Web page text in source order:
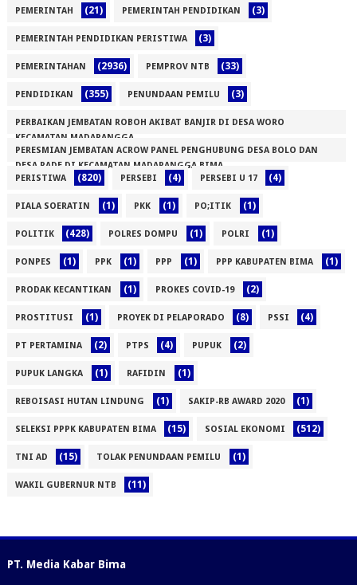
PEMERINTAH (21) PEMERINTAH PENDIDIKAN (3)
PEMERINTAH PENDIDIKAN PERISTIWA (3)
PEMERINTAHAN (2936) PEMPROV NTB (33)
PENDIDIKAN (355) PENUNDAAN PEMILU (3)
PERBAIKAN JEMBATAN ROBOH AKIBAT BANJIR DI DESA WORO
KECAMATAN MADAPANGGA
(1)PERESMIAN JEMBATAN ACROW PANEL PENGHUBUNG DESA BOLO DAN
DESA RADE DI KECAMATAN MADAPANGGA BIMA
(1)PERISTIWA (820) PERSEBI (4) PERSEBI U 17 (4)
PIALA SOERATIN (1) PKK (1) PO;ITIK (1)
POLITIK (428) POLRES DOMPU (1) POLRI (1)
PONPES (1) PPK (1) PPP (1) PPP KABUPATEN BIMA (1)
PRODAK KECANTIKAN (1) PROKES COVID-19 (2)
PROSTITUSI (1) PROYEK DI PELAPORADO (8) PSSI (4)
PT PERTAMINA (2) PTPS (4) PUPUK (2)
PUPUK LANGKA (1) RAFIDIN (1)
REBOISASI HUTAN LINDUNG (1) SAKIP-RB AWARD 2020 (1)
SELEKSI PPPK KABUPATEN BIMA (15) SOSIAL EKONOMI (512)
TNI AD (15) TOLAK PENUNDAAN PEMILU (1)
WAKIL GUBERNUR NTB (11)
PT. Media Kabar Bima